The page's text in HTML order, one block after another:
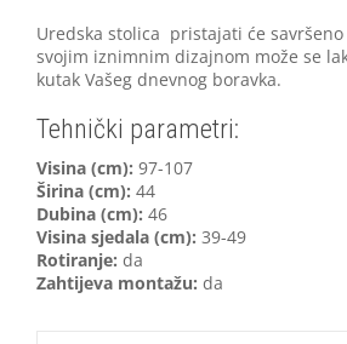
Uredska stolica pristajati će
svojim iznimnim dizajnom može se
kutak Vašeg dnevnog boravka.
Tehnički parametri:
Visina (cm): 97-107
Širina (cm): 44
Dubina (cm): 46
Visina sjedala (cm): 39-49
Rotiranje: da
Zahtijeva montažu: da